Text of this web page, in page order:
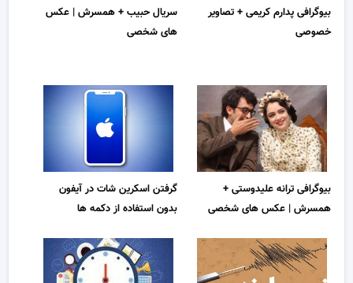
بیوگرافی پدارم کریمی + تصاویر
خصوصی
سریال حبیب + همسرش | عکس
های شخصی
بیوگرافی ترانه علیدوستی +
همسرش | عکس های شخصی
گرفتن اسکرین شات در آیفون
بدون استفاده از دکمه ها